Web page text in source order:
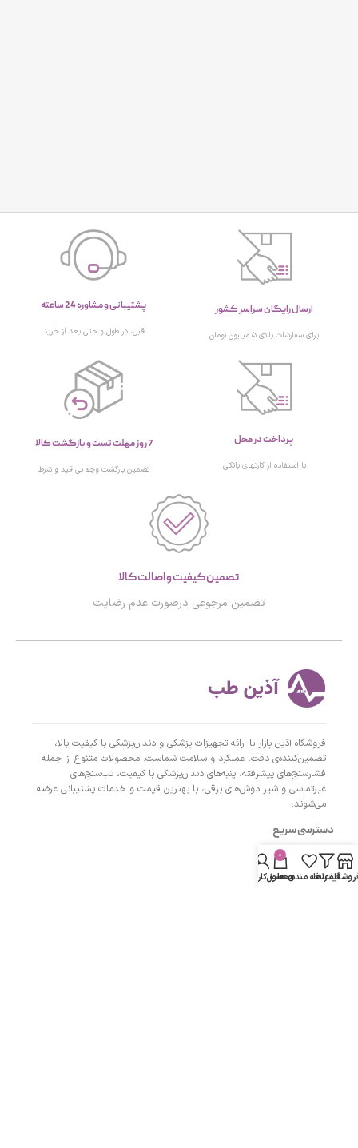
ارسال رایگان سراسر کشور
برای سفارشات بالای ۵ میلیون تومان
پشتیبانی و مشاوره 24 ساعته
قبل، در طول و حتی بعد از خرید
پرداخت در محل
با استفاده از کارتهای بانکی
7 روز مهلت تست و بازگشت کالا
تصمین بازگشت وجه بی قید و شرط
تصمین کیفیت و اصالت کالا
تضمین مرجوعی درصورت عدم رضایت
فروشگاه آذین پازار با ارائه تجهیزات پزشکی و دندان‌پزشکی با کیفیت بالا،
تضمین‌کننده‌ی دقت، عملکرد و سلامت شماست. محصولات متنوع از جمله
فشارسنج‌های پیشرفته، پنبه‌های دندان‌پزشکی با کیفیت، تب‌سنج‌های
غیرتماسی و شیر دوش‌های برقی، با بهترین قیمت و خدمات پشتیبانی عرضه
می‌شوند.
دسترسی سریع
- صفحه اصلی
فیلتر ها
علاقه مندی ها
0
محصول
حساب کاربری من